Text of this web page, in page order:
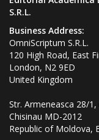
S.R.L.
Business Address:
OmniScriptum S.R.L.
120 High Road, East
London, N2 9ED
United Kingdom
Str. Armeneasca 28/1,
Chisinau MD-2012
Republic of Moldova,